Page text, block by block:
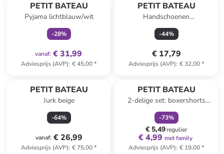
PETIT BATEAU
Pyjama lichtblauw/wit
-28%
vanaf: € 31,99
Adviesprijs (AVP): € 45,00*
PETIT BATEAU
Handschoenen
abrikooskleurig
-44%
€ 17,79
Adviesprijs (AVP): € 32,00*
PETIT BATEAU
Jurk beige
-64%
vanaf: € 26,99
Adviesprijs (AVP): € 75,00*
PETIT BATEAU
2-delige set: boxershorts
blauw/grijs
-73%
€ 5,49regulier
€ 4,99 met family
Adviesprijs (AVP): € 19,00*